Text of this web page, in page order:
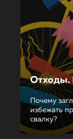
Отходы.
Почему
избежать
свалку?